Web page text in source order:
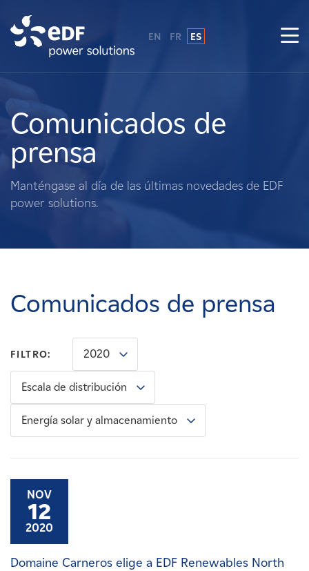
Sobre nosotros
Qué hacemos
Terratenientes
Carreras
Noticias
Contacte con
Afiliados
EN FR ES
Comunicados de
prensa
Manténgase al día de las últimas novedades de EDF
power solutions.
Comunicados de prensa
FILTRO: 2020
Escala de distribución
Energía solar y almacenamiento
NOV
12
2020
Domaine Carneros elige a EDF Renewables North